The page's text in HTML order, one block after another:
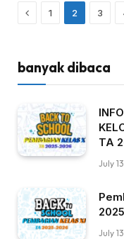
Previous
1 2 3
banyak dibaca
TA
July
July